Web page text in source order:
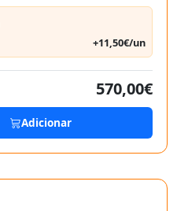
+11,50€/un
570,00€
Adicionar